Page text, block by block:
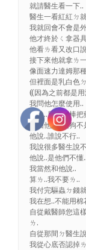
就請醫生看一下..
醫生一看紅紅ㄉ
我就回會不會是
他才終於ㄑ拿器
他看ㄌ看又改口
接下來他就拿ㄌ
像面速力達姆那
但裡面是乳白色
((因為之前都是
我問他怎麼使用..
他說..用棉花棒
我回他說..狗狗
他說..誰說不行..
我說很多醫生說
他說..是他們不懂..
我當然和他說..
算ㄌ..我不要ㄌ..
我付完驅蟲ㄉ錢
我在想..不能用
自從戴醫師您這
ㄌ.
自從那間ㄉ醫生
我從心底否認掉